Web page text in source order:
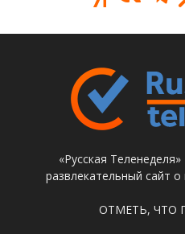
«Русская
развлекательный сайт
ОТМЕТЬ, ЧТО